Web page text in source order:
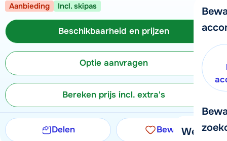
We
Aanbieding Incl. skipas
Beschikbaarheid en prijzen
Optie aanvragen
Bereken prijs incl. extra's
Delen Bewaren